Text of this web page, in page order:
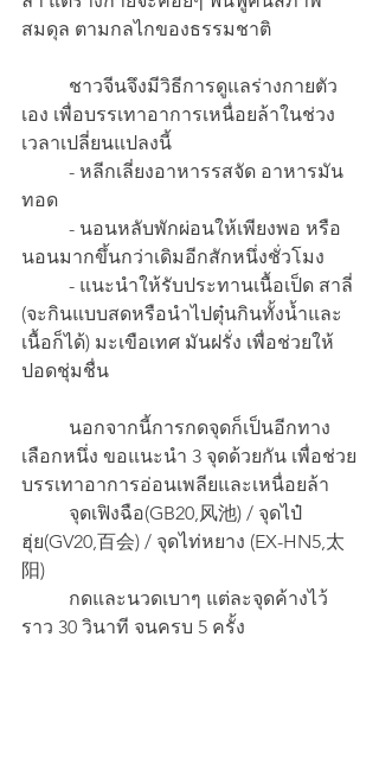
สมดุล ตามกลไกของธรรมชาติ
เอง เพื่อบรรเทาอาการเหนื่อยล้าในช่วง
เวลาเปลี่ยนแปลงนี้
ทอด
นอนมากขึ้นกว่าเดิมอีกสักหนึ่งชั่วโมง
(จะกินแบบสดหรือนำไปตุ๋นกินทั้งน้ำและ
เนื้อก็ได้) มะเขือเทศ มันฝรั่ง เพื่อช่วยให้
ปอดชุ่มชื่น
เลือกหนึ่ง ขอแนะนำ 3 จุดด้วยกัน เพื่อช่วย
บรรเทาอาการอ่อนเพลียและเหนื่อยล้า
ฮุ่ย(GV20,百会) / จุดไท่หยาง (EX-HN5,太
阳)
ราว 30 วินาที จนครบ 5 ครั้ง